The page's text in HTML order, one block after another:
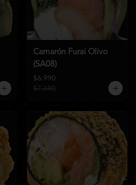
Camarón Furai Olivo
(SA08)
$6.990
$7.690